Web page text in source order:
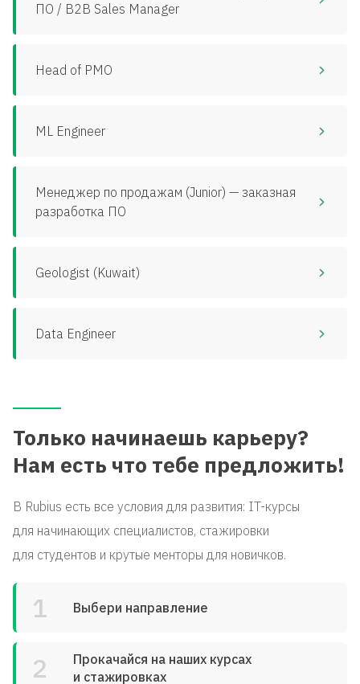
ПО / B2B Sales Manager
Head of PMO
ML Engineer
Менеджер по продажам (Junior) — заказная
разработка ПО
Geologist (Kuwait)
Data Engineer
Только начинаешь карьеру?
Нам есть что тебе предложить!
В Rubius есть все условия для развития: IT-курсы
для начинающих специалистов, стажировки
для студентов и крутые менторы для новичков.
1 Выбери направление
2
Прокачайся на наших курсах
и стажировках